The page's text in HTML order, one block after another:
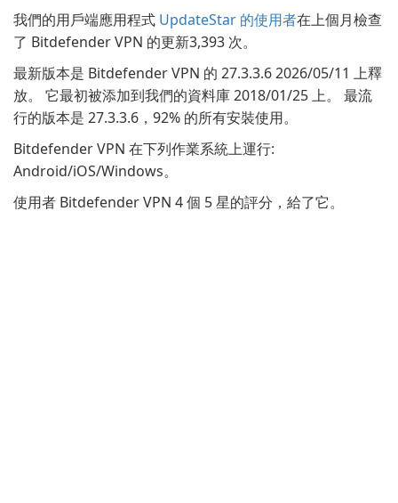
我們的用戶端應用程式 UpdateStar 的使用者在上個月檢查
了 Bitdefender VPN 的更新3,393 次。
最新版本是 Bitdefender VPN 的 27.3.3.6 2026/05/11 上釋
放。 它最初被添加到我們的資料庫 2018/01/25 上。 最流
行的版本是 27.3.3.6，92% 的所有安裝使用。
Bitdefender VPN 在下列作業系統上運行:
Android/iOS/Windows。
使用者 Bitdefender VPN 4 個 5 星的評分，給了它。